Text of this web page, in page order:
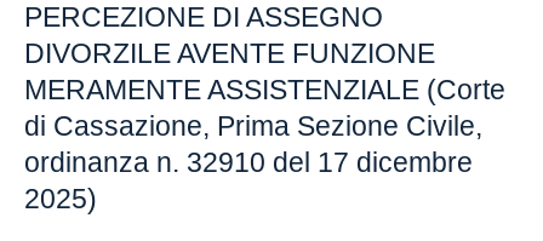
PERCEZIONE DI ASSEGNO
DIVORZILE AVENTE FUNZIONE
MERAMENTE ASSISTENZIALE (Corte
di Cassazione, Prima Sezione Civile,
ordinanza n. 32910 del 17 dicembre
2025)